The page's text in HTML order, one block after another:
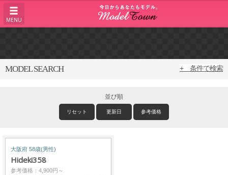
MENU
MODEL SEARCH + 条件で検索
並び順
リセット 更新日 参考価格
大阪府 58歳(男性)
Hideki358
参考価格：4,900円～